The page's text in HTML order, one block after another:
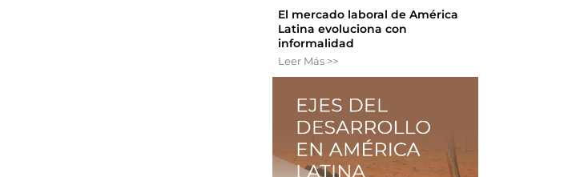
El mercado laboral de América
Latina evoluciona con
informalidad
Leer Más >>